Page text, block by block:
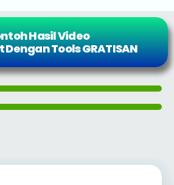
Hasil Video
Dengan Tools GRATISAN